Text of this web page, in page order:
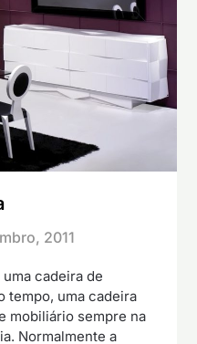
2011
cadeira de
tempo, uma cadeira
mobiliário sempre na
Normalmente a